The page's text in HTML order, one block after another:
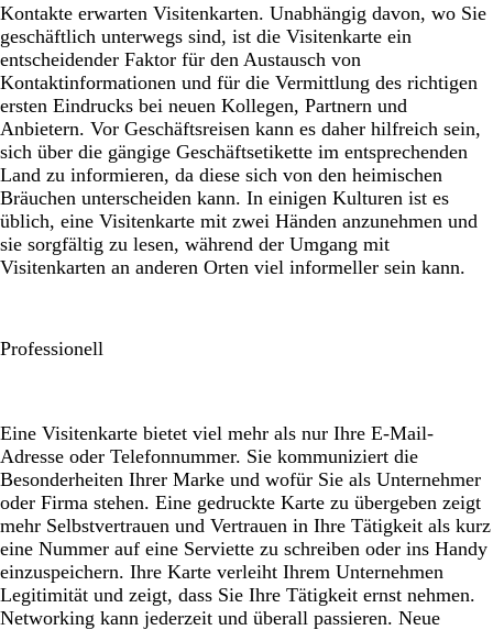
Kontakte erwarten Visitenkarten. Unabhängig davon, wo Sie
geschäftlich unterwegs sind, ist die Visitenkarte ein
entscheidender Faktor für den Austausch von
Kontaktinformationen und für die Vermittlung des richtigen
ersten Eindrucks bei neuen Kollegen, Partnern und
Anbietern. Vor Geschäftsreisen kann es daher hilfreich sein,
sich über die gängige Geschäftsetikette im entsprechenden
Land zu informieren, da diese sich von den heimischen
Bräuchen unterscheiden kann. In einigen Kulturen ist es
üblich, eine Visitenkarte mit zwei Händen anzunehmen und
sie sorgfältig zu lesen, während der Umgang mit
Visitenkarten an anderen Orten viel informeller sein kann.
Professionell
Eine Visitenkarte bietet viel mehr als nur Ihre E-Mail-
Adresse oder Telefonnummer. Sie kommuniziert die
Besonderheiten Ihrer Marke und wofür Sie als Unternehmer
oder Firma stehen. Eine gedruckte Karte zu übergeben zeigt
mehr Selbstvertrauen und Vertrauen in Ihre Tätigkeit als kurz
eine Nummer auf eine Serviette zu schreiben oder ins Handy
einzuspeichern. Ihre Karte verleiht Ihrem Unternehmen
Legitimität und zeigt, dass Sie Ihre Tätigkeit ernst nehmen.
Networking kann jederzeit und überall passieren. Neue